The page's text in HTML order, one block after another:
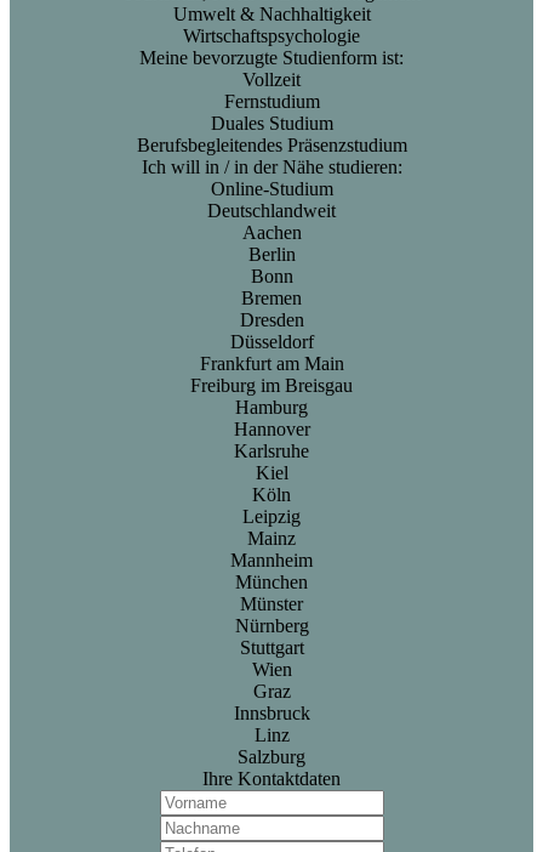
Umwelt & Nachhaltigkeit
Wirtschaftspsychologie
Meine bevorzugte Studienform ist:
Vollzeit
Fernstudium
Duales Studium
Berufsbegleitendes Präsenzstudium
Ich will in / in der Nähe studieren:
Online-Studium
Deutschlandweit
Aachen
Berlin
Bonn
Bremen
Dresden
Düsseldorf
Frankfurt am Main
Freiburg im Breisgau
Hamburg
Hannover
Karlsruhe
Kiel
Köln
Leipzig
Mainz
Mannheim
München
Münster
Nürnberg
Stuttgart
Wien
Graz
Innsbruck
Linz
Salzburg
Ihre Kontaktdaten